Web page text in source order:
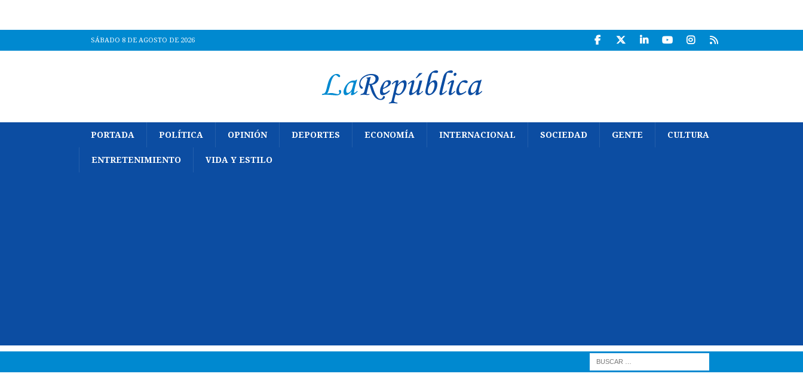
SÁBADO 8 DE AGOSTO DE 2026
PORTADA POLÍTICA OPINIÓN DEPORTES ECONOMÍA INTERNACIONAL SOCIEDAD GENTE CULTURA
ENTRETENIMIENTO VIDA Y ESTILO